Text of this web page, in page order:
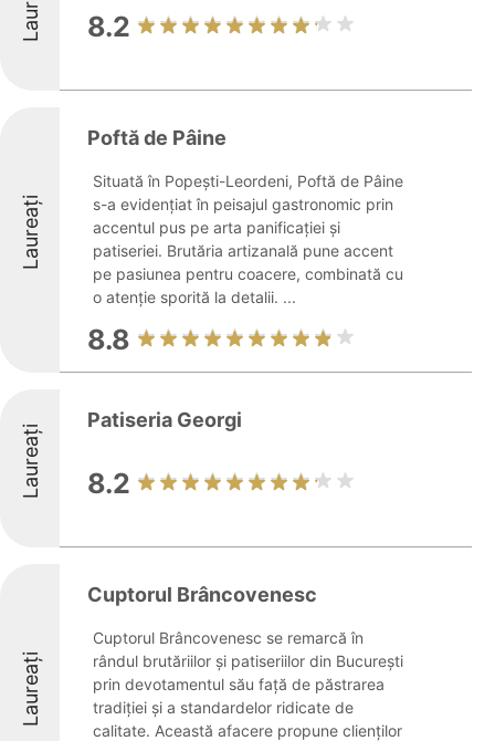
8.2
Laureați
Poftă de Pâine
Situată în Popești-Leordeni, Poftă de Pâine
s-a evidențiat în peisajul gastronomic prin
accentul pus pe arta panificației și
patiseriei. Brutăria artizanală pune accent
pe pasiunea pentru coacere, combinată cu
o atenție sporită la detalii. ...
8.8
Laureați
Patiseria Georgi
8.2
Laureați
Cuptorul Brâncovenesc
Cuptorul Brâncovenesc se remarcă în
rândul brutăriilor și patiseriilor din București
prin devotamentul său față de păstrarea
tradiției și a standardelor ridicate de
calitate. Această afacere propune clienților